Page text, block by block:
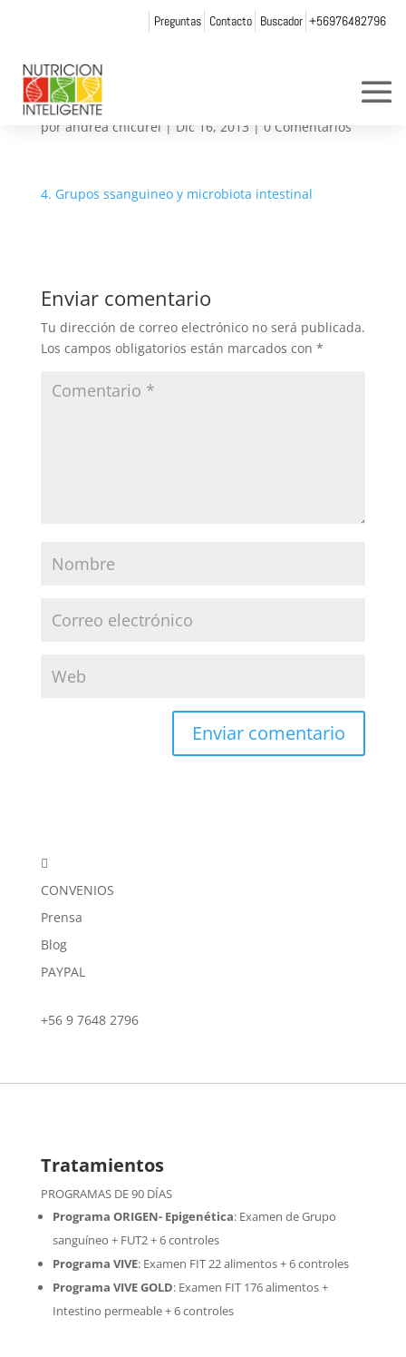
Preguntas Contacto Buscador +56976482796
4. Grupos ssanguineo y
microbiota intestinal
por andrea chicurel | Dic 16, 2013| 0 Comentarios
4. Grupos ssanguineo y microbiota intestinal
Enviar comentario
Tu dirección de correo electrónico no será publicada.
Los campos obligatorios están marcados con *

CONVENIOS
Prensa
Blog
PAYPAL
+56 9 7648 2796
Tratamientos
PROGRAMAS DE 90 DÍAS
Programa ORIGEN- Epigenética:Examen de Grupo
sanguíneo + FUT2 + 6 controles
Programa VIVE: Examen FIT 22 alimentos + 6 controles
Programa VIVE GOLD: Examen FIT 176 alimentos +
Intestino permeable + 6 controles